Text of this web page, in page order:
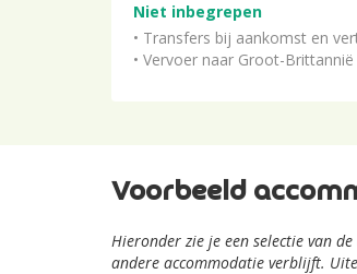
Niet inbegrepen
• Transfers bij aankomst en
• Vervoer naar Groot-Brittannië
Voorbeeld
Hieronder zie je een selectie van
andere accommodatie verblijft.